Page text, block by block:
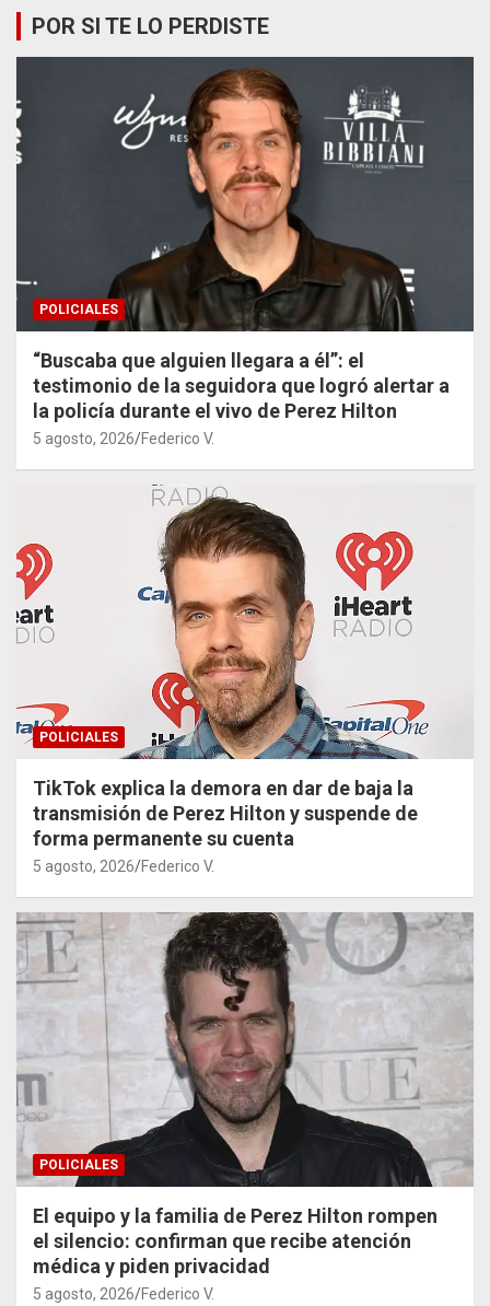
POR SI TE LO PERDISTE
POLICIALES
“Buscaba que alguien llegara a él”: el
testimonio de la seguidora que logró alertar a
la policía durante el vivo de Perez Hilton
5 agosto, 2026 Federico V.
POLICIALES
TikTok explica la demora en dar de baja la
transmisión de Perez Hilton y suspende de
forma permanente su cuenta
5 agosto, 2026 Federico V.
POLICIALES
El equipo y la familia de Perez Hilton rompen
el silencio: confirman que recibe atención
médica y piden privacidad
5 agosto, 2026 Federico V.